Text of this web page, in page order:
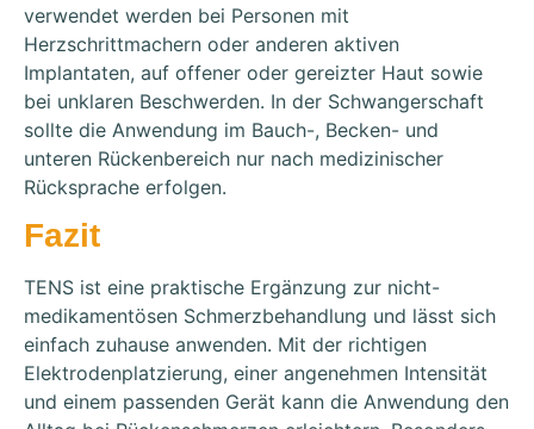
verwendet werden bei Personen mit
Herzschrittmachern oder anderen aktiven
Implantaten, auf offener oder gereizter Haut sowie
bei unklaren Beschwerden. In der Schwangerschaft
sollte die Anwendung im Bauch-, Becken- und
unteren Rückenbereich nur nach medizinischer
Rücksprache erfolgen.
Fazit
TENS ist eine praktische Ergänzung zur nicht-
medikamentösen Schmerzbehandlung und lässt sich
einfach zuhause anwenden. Mit der richtigen
Elektrodenplatzierung, einer angenehmen Intensität
und einem passenden Gerät kann die Anwendung den